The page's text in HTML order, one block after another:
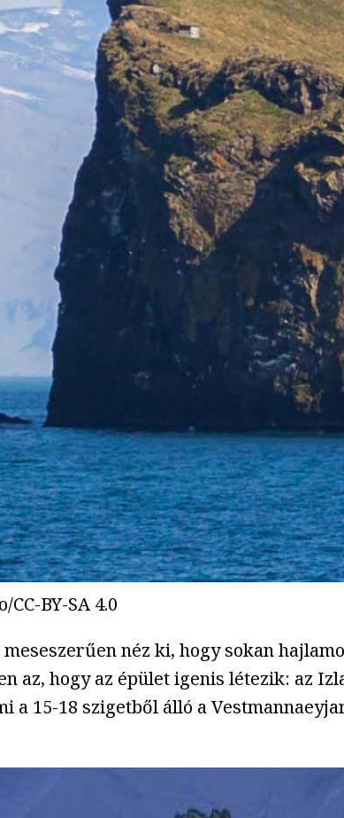
CC-BY-SA 4.0
néz ki, hogy sokan
az, hogy az épület igenis létezik: az
a 15-18 szigetből álló a